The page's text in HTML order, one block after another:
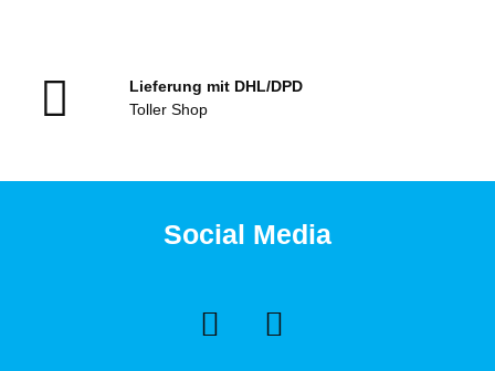
Lieferung mit DHL/DPD
Toller Shop
Social Media